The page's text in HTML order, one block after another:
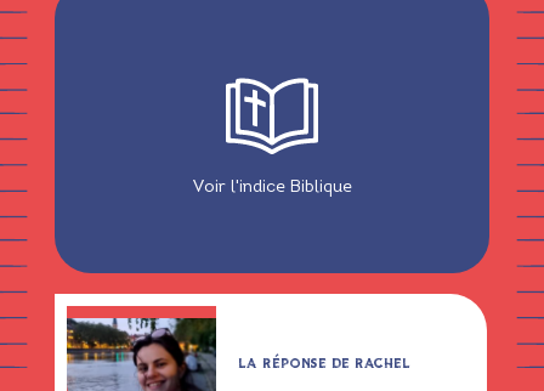
Voir l'indice Biblique
LA RÉPONSE DE RACHEL